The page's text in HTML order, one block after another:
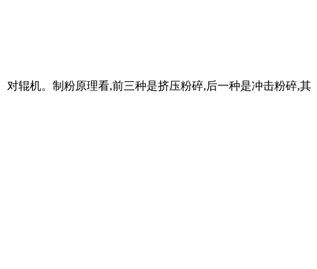
辊机。制粉原理看,前三种是挤压粉碎,后一种是冲击粉碎,其